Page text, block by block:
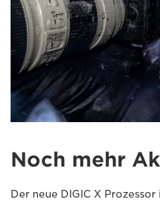
Noch mehr
Der neue DIGIC X